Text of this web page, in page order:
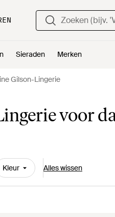
Sieraden Merken
Gilson-Lingerie
voor
Kleur Alles wissen